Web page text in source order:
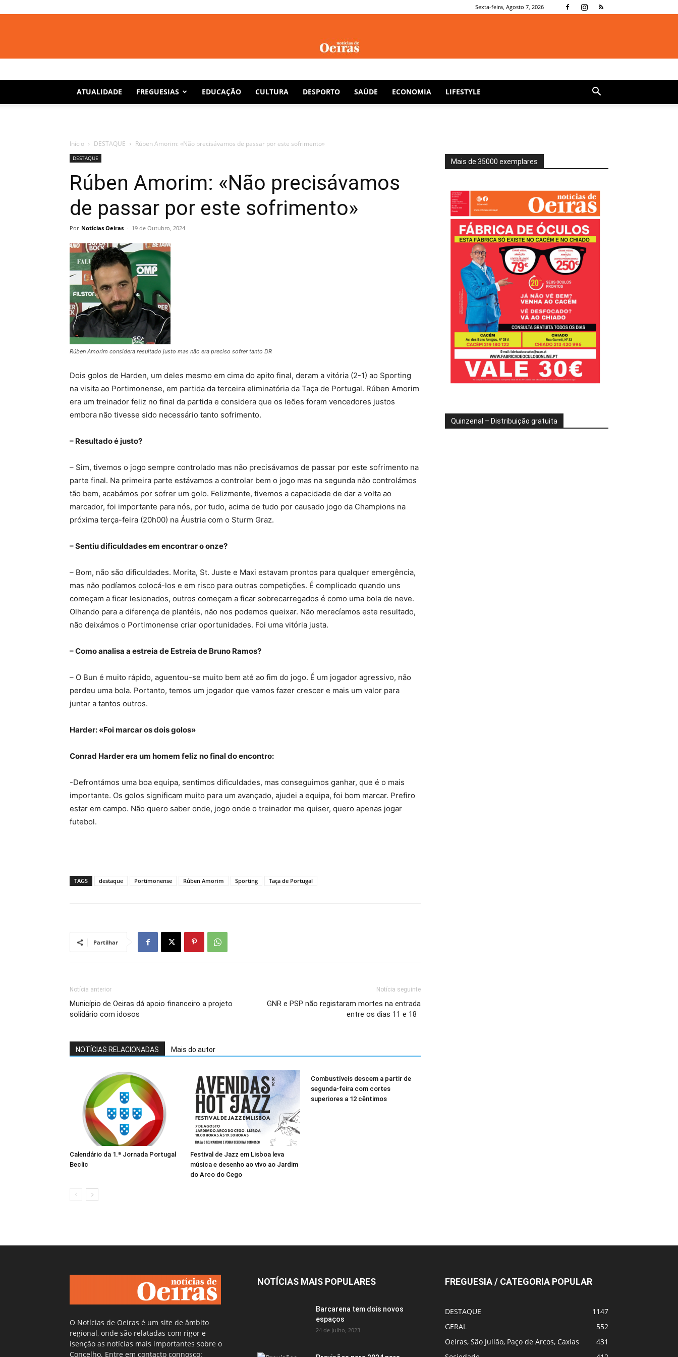
Sexta-feira, Agosto 7, 2026
Notícias
ATUALIDADE FREGUESIAS EDUCAÇÃO CULTURA DESPORTO SAÚDE ECONOMIA LIFESTYLE
Início DESTAQUE Rúben Amorim: «Não precisávamos de passar por este sofrimento»
DESTAQUE
Rúben Amorim: «Não precisávamos
de passar por este sofrimento»
Por Notícias Oeiras - 19 de Outubro, 2024
Rúben Amorim considera resultado justo mas não era preciso sofrer tanto DR
Dois golos de Harden, um deles mesmo em cima do apito final, deram a vitória (2-1) ao Sporting
na visita ao Portimonense, em partida da terceira eliminatória da Taça de Portugal. Rúben Amorim
era um treinador feliz no final da partida e considera que os leões foram vencedores justos
embora não tivesse sido necessário tanto sofrimento.
– Resultado é justo?
– Sim, tivemos o jogo sempre controlado mas não precisávamos de passar por este sofrimento na
parte final. Na primeira parte estávamos a controlar bem o jogo mas na segunda não controlámos
tão bem, acabámos por sofrer um golo. Felizmente, tivemos a capacidade de dar a volta ao
marcador, foi importante para nós, por tudo, acima de tudo por causado jogo da Champions na
próxima terça-feira (20h00) na Áustria com o Sturm Graz.
– Sentiu dificuldades em encontrar o onze?
– Bom, não são dificuldades. Morita, St. Juste e Maxi estavam prontos para qualquer emergência,
mas não podíamos colocá-los e em risco para outras competições. É complicado quando uns
começam a ficar lesionados, outros começam a ficar sobrecarregados é como uma bola de neve.
Olhando para a diferença de plantéis, não nos podemos queixar. Não merecíamos este resultado,
não deixámos o Portimonense criar oportunidades. Foi uma vitória justa.
– Como analisa a estreia de Estreia de Bruno Ramos?
– O Bun é muito rápido, aguentou-se muito bem até ao fim do jogo. É um jogador agressivo, não
perdeu uma bola. Portanto, temos um jogador que vamos fazer crescer e mais um valor para
juntar a tantos outros.
Harder: «Foi marcar os dois golos»
Conrad Harder era um homem feliz no final do encontro:
-Defrontámos uma boa equipa, sentimos dificuldades, mas conseguimos ganhar, que é o mais
importante. Os golos significam muito para um avançado, ajudei a equipa, foi bom marcar. Prefiro
estar em campo. Não quero saber onde, jogo onde o treinador me quiser, quero apenas jogar
futebol.
TAGS destaque Portimonense Rúben Amorim Sporting Taça de Portugal
Partilhar
Notícia anterior
Município de Oeiras dá apoio financeiro a projeto
solidário com idosos
Notícia seguinte
GNR e PSP não registaram mortes na entrada
entre os dias 11 e 18
NOTÍCIAS RELACIONADAS Mais do autor
Calendário da 1.ª Jornada Portugal
Beclic
Festival de Jazz em Lisboa leva
música e desenho ao vivo ao Jardim
do Arco do Cego
Combustíveis descem a partir de
segunda-feira com cortes
superiores a 12 cêntimos
Mais de 35000 exemplares
Quinzenal – Distribuição gratuita
O Notícias de Oeiras é um site de âmbito
regional, onde são relatadas com rigor e
isenção as notícias mais importantes sobre o
Concelho. Entre em contacto connosco:
NOTÍCIAS MAIS POPULARES
Barcarena tem dois novos
espaços
24 de Julho, 2023
FREGUESIA / CATEGORIA POPULAR
DESTAQUE
1147
GERAL
552
Oeiras, São Julião, Paço de Arcos, Caxias
431